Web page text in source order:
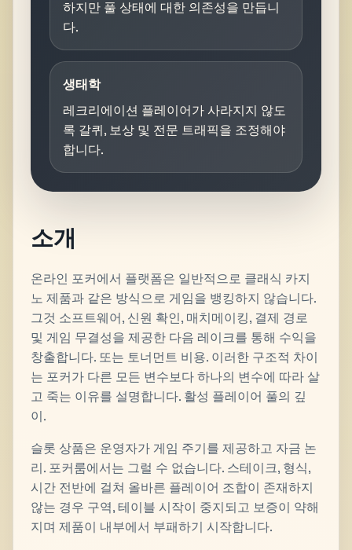
하지만 풀 상태에 대한 의존성을 만듭니
다.
생태학
레크리에이션 플레이어가 사라지지 않도
록 갈퀴, 보상 및 전문 트래픽을 조정해야
합니다.
소개
온라인 포커에서 플랫폼은 일반적으로 클래식 카지
노 제품과 같은 방식으로 게임을 뱅킹하지 않습니다.
그것 소프트웨어, 신원 확인, 매치메이킹, 결제 경로
및 게임 무결성을 제공한 다음 레이크를 통해 수익을
창출합니다. 또는 토너먼트 비용. 이러한 구조적 차이
는 포커가 다른 모든 변수보다 하나의 변수에 따라 살
고 죽는 이유를 설명합니다. 활성 플레이어 풀의 깊
이.
슬롯 상품은 운영자가 게임 주기를 제공하고 자금 논
리. 포커룸에서는 그럴 수 없습니다. 스테이크, 형식,
시간 전반에 걸쳐 올바른 플레이어 조합이 존재하지
않는 경우 구역, 테이블 시작이 중지되고 보증이 약해
지며 제품이 내부에서 부패하기 시작합니다.